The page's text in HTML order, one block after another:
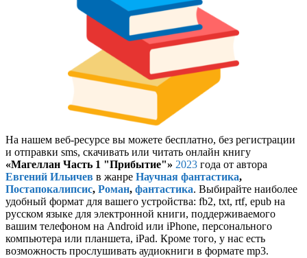
На нашем веб-ресурсе вы можете бесплатно, без регистрации
и отправки sms, скачивать или читать онлайн книгу
«Магеллан Часть 1 "Прибытие"» 2023 года от автора
Евгений Ильичев в жанре Научная фантастика,
Постапокалипсис, Роман, фантастика. Выбирайте наиболее
удобный формат для вашего устройства: fb2, txt, rtf, epub на
русском языке для электронной книги, поддерживаемого
вашим телефоном на Android или iPhone, персонального
компьютера или планшета, iPad. Кроме того, у нас есть
возможность прослушивать аудиокниги в формате mp3.